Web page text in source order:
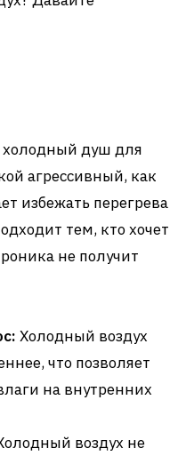
холодный душ для
агрессивный, как
избежать перегрева
тем, кто хочет
не получит
Холодный воздух
что позволяет
на внутренних
воздух не